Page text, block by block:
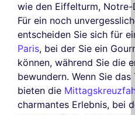
wie den Eiffelturm, Notre-
Für ein noch
entscheiden Sie sich für
Paris, bei der Sie ein
können, während Sie die
bewundern. Wenn Sie
bieten die
charmantes Erlebnis, bei